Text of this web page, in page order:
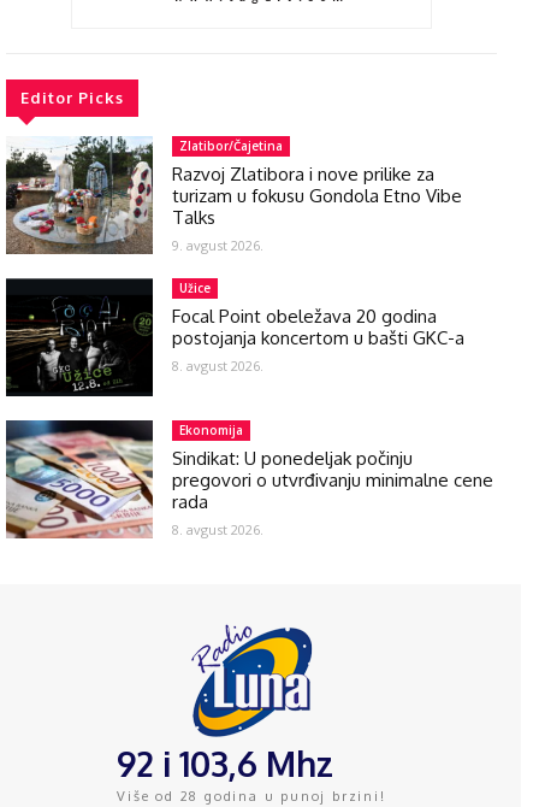
Editor Picks
Zlatibor/Čajetina
Razvoj Zlatibora i nove prilike za
turizam u fokusu Gondola Etno Vibe
Talks
9. avgust 2026.
Užice
Focal Point obeležava 20 godina
postojanja koncertom u bašti GKC-a
8. avgust 2026.
Ekonomija
Sindikat: U ponedeljak počinju
pregovori o utvrđivanju minimalne cene
rada
8. avgust 2026.
92 i 103,6 Mhz
Više od 28 godina u punoj brzini!